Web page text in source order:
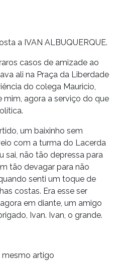
a IVAN ALBUQUERQUE.
casos de amizade ao
ali na Praça da Liberdade
do colega Mauricio,
agora a serviço do que
um baixinho sem
com a turma do Lacerda
sai, não tão depressa para
tão devagar para não
senti um toque de
costas. Era esse ser
em diante, um amigo
Ivan. Ivan, o grande.
mesmo artigo